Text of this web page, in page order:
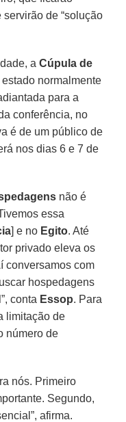
servirão de “solução
aCúpula de
normalmente
para a
conferência, no
é de um público de
nos dias 6 e 7 de
não é
essa
] e no Egito. Até
privado eleva os
conversamos com
hospedagens
conta Essop. Para
limitação de
número de
nós. Primeiro
Segundo,
afirma.